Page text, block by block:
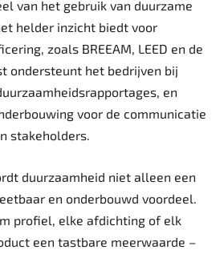
van het gebruik van duurzame
helder inzicht biedt voor
zoals BREEAM, LEED en de
ondersteunt het bedrijven bij
en
voor de communicatie
stakeholders.
duurzaamheid niet alleen een
en onderbouwd voordeel.
profiel, elke afdichting of elk
een tastbare meerwaarde –